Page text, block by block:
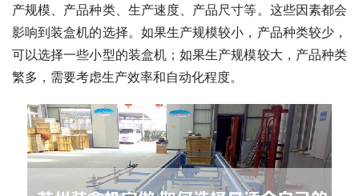
产规模、产品种类、生产速度、产品尺寸等。这些因素都会
影响到装盒机的选择。如果生产规模较小，产品种类较少，
可以选择一些小型的装盒机；如果生产规模较大，产品种类
繁多，需要考虑生产效率和自动化程度。